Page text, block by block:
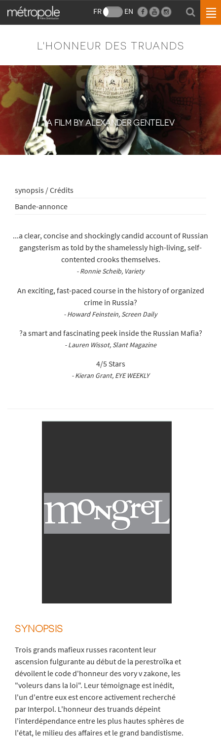
FR EN
L'HONNEUR DES TRUANDS
A FILM BY ALEXANDER GENTELEV
synopsis / Crédits
Bande-annonce
...a clear, concise and shockingly candid account of Russian
gangsterism as told by the shamelessly high-living, self-
contented crooks themselves.
- Ronnie Scheib, Variety
An exciting, fast-paced course in the history of organized
crime in Russia?
- Howard Feinstein, Screen Daily
?a smart and fascinating peek inside the Russian Mafia?
- Lauren Wissot, Slant Magazine
4/5 Stars
- Kieran Grant, EYE WEEKLY
SYNOPSIS
Trois grands mafieux russes racontent leur
ascension fulgurante au début de la perestroïka et
dévoilent le code d'honneur des vory v zakone, les
"voleurs dans la loi". Leur témoignage est inédit,
l'un d'entre eux est encore activement recherché
par Interpol. L'honneur des truands dépeint
l'interdépendance entre les plus hautes sphères de
l'état, le milieu des affaires et le grand bandistisme.